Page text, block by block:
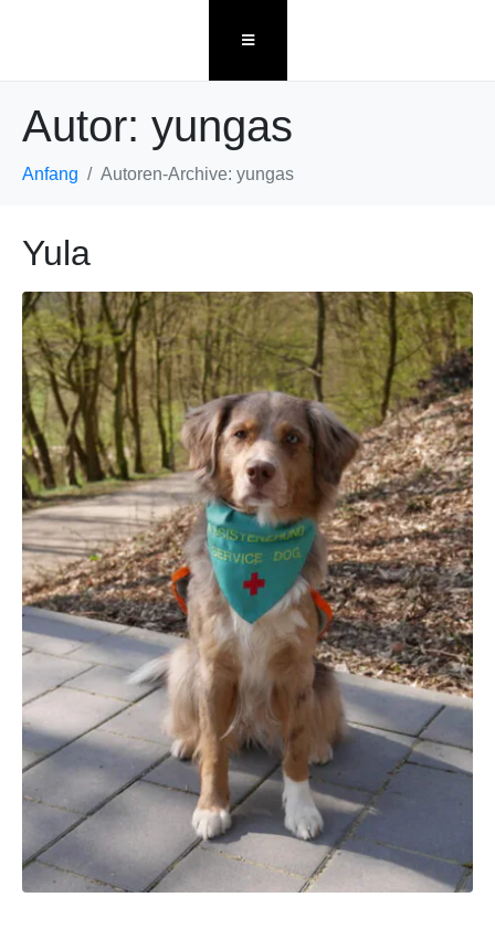
Autor: yungas
Anfang Autoren-Archive: yungas
Yula